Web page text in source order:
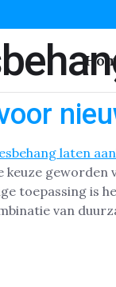
keuze
toepassing is
van